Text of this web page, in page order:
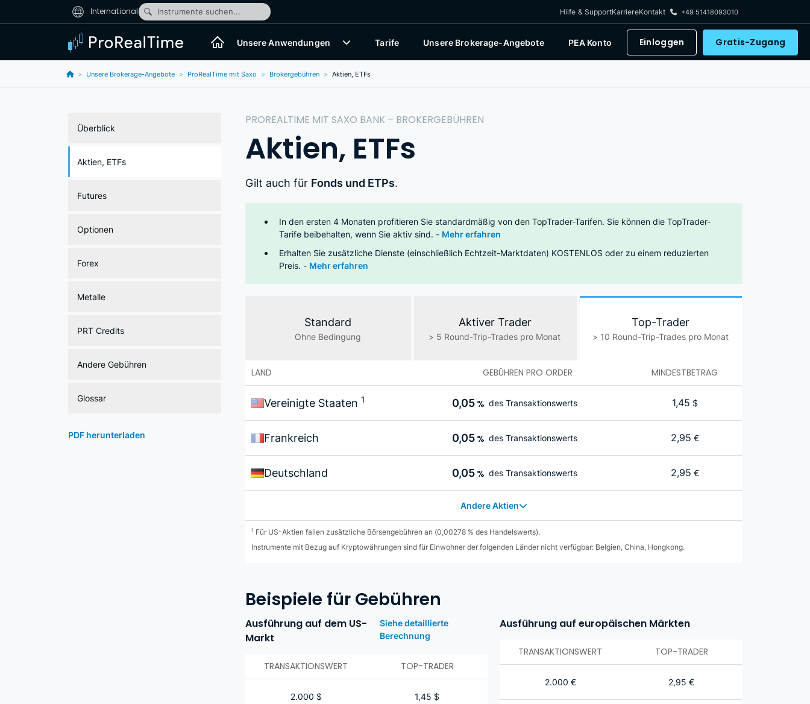
International Instrumente suchen... Hilfe & SupportKarriereKontakt +49 51418093010
Unsere Anwendungen Tarife Unsere Brokerage-Angebote PEA Konto Einloggen Gratis-Zugang
Unsere Brokerage-Angebote ProRealTime mit Saxo Brokergebühren Aktien, ETFs
Überblick
Aktien, ETFs
Futures
Optionen
Forex
Metalle
PRT Credits
Andere Gebühren
Glossar
PDF herunterladen
PROREALTIME MIT SAXO BANK – BROKERGEBÜHREN
Aktien, ETFs
Gilt auch für Fonds und ETPs.
In den ersten 4 Monaten profitieren Sie standardmäßig von den TopTrader-Tarifen. Sie können die TopTrader-
Tarife beibehalten, wenn Sie aktiv sind. - Mehr erfahren
Erhalten Sie zusätzliche Dienste (einschließlich Echtzeit-Marktdaten) KOSTENLOS oder zu einem reduzierten
Preis. - Mehr erfahren
Standard
Ohne Bedingung
Aktiver Trader
> 5 Round-Trip-Trades pro Monat
Top-Trader
> 10 Round-Trip-Trades pro Monat
LAND GEBÜHREN PRO ORDER MINDESTBETRAG
Vereinigte Staaten 1 0,05% des Transaktionswerts 1,45 $
Frankreich 0,05% des Transaktionswerts 2,95 €
Deutschland 0,05% des Transaktionswerts 2,95 €
Andere Aktien
1 Für US-Aktien fallen zusätzliche Börsengebühren an (0,00278 % des Handelswerts).
Instrumente mit Bezug auf Kryptowährungen sind für Einwohner der folgenden Länder nicht verfügbar: Belgien, China, Hongkong.
Beispiele für Gebühren
Ausführung auf dem US-
Markt
Siehe detaillierte
Berechnung
TRANSAKTIONSWERT TOP-TRADER
2.000 $ 1,45 $
Ausführung auf europäischen Märkten
TRANSAKTIONSWERT TOP-TRADER
2.000 € 2,95 €